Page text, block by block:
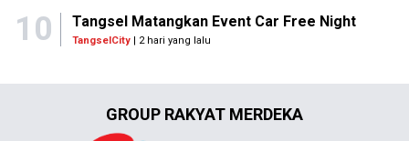
10 Tangsel Matangkan Event Car Free Night
TangselCity | 2 hari yang lalu
GROUP RAKYAT MERDEKA